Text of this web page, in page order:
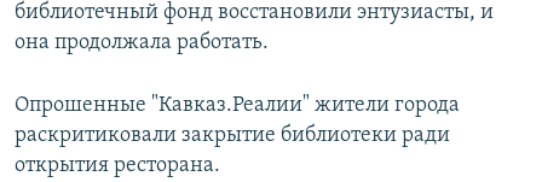
библиотечный фонд восстановили энтузиасты, и
она продолжала работать.
Опрошенные "Кавказ.Реалии" жители города
раскритиковали закрытие библиотеки ради
открытия ресторана.